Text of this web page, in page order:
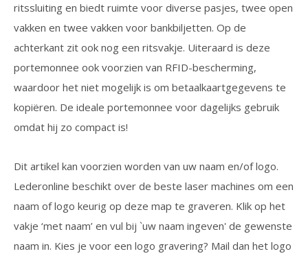
ritssluiting en biedt ruimte voor diverse pasjes, twee open
vakken en twee vakken voor bankbiljetten. Op de
achterkant zit ook nog een ritsvakje. Uiteraard is deze
portemonnee ook voorzien van RFID-bescherming,
waardoor het niet mogelijk is om betaalkaartgegevens te
kopiëren. De ideale portemonnee voor dagelijks gebruik
omdat hij zo compact is!
Dit artikel kan voorzien worden van uw naam en/of logo.
Lederonline beschikt over de beste laser machines om een
naam of logo keurig op deze map te graveren. Klik op het
vakje ‘met naam’ en vul bij `uw naam ingeven' de gewenste
naam in. Kies je voor een logo gravering? Mail dan het logo